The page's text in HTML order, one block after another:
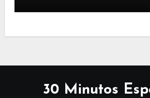
30 Minutos